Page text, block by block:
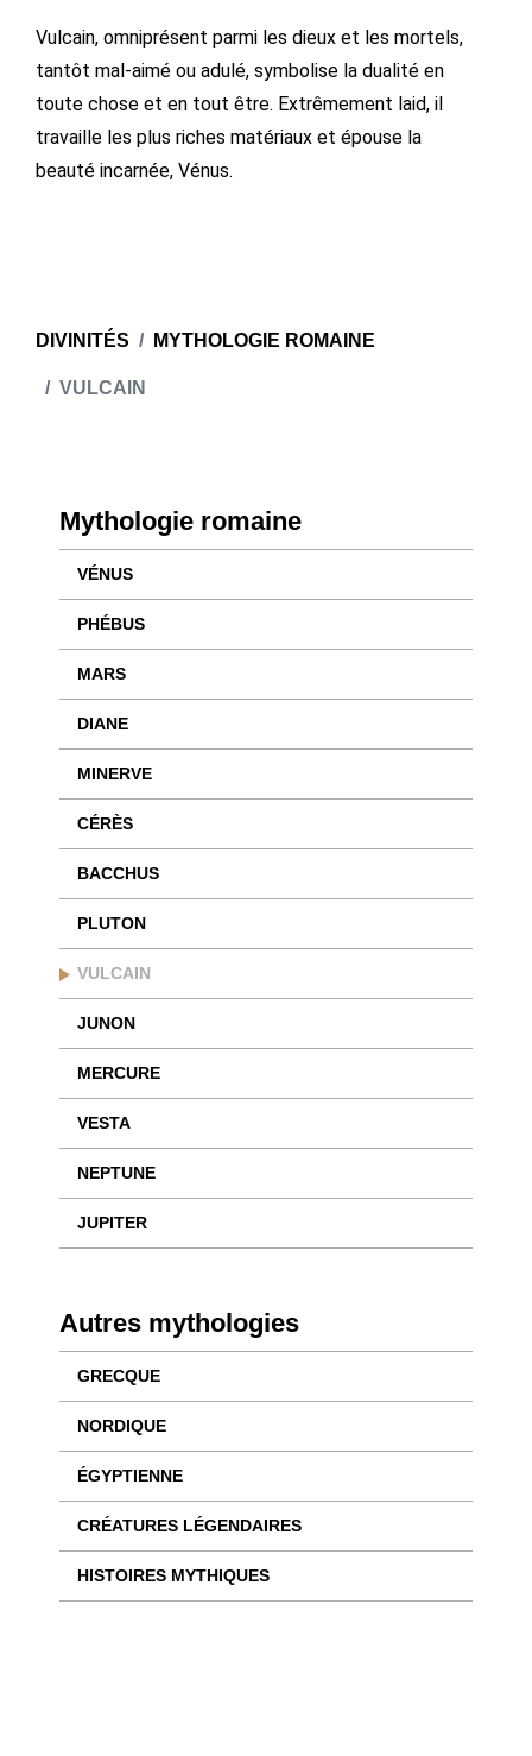
Vulcain, omniprésent parmi les dieux et les mortels,
tantôt mal-aimé ou adulé, symbolise la dualité en
toute chose et en tout être. Extrêmement laid, il
travaille les plus riches matériaux et épouse la
beauté incarnée, Vénus.
DIVINITÉS MYTHOLOGIE ROMAINE
VULCAIN
Mythologie romaine
VÉNUS
PHÉBUS
MARS
DIANE
MINERVE
CÉRÈS
BACCHUS
PLUTON
VULCAIN
JUNON
MERCURE
VESTA
NEPTUNE
JUPITER
Autres mythologies
GRECQUE
NORDIQUE
ÉGYPTIENNE
CRÉATURES LÉGENDAIRES
HISTOIRES MYTHIQUES